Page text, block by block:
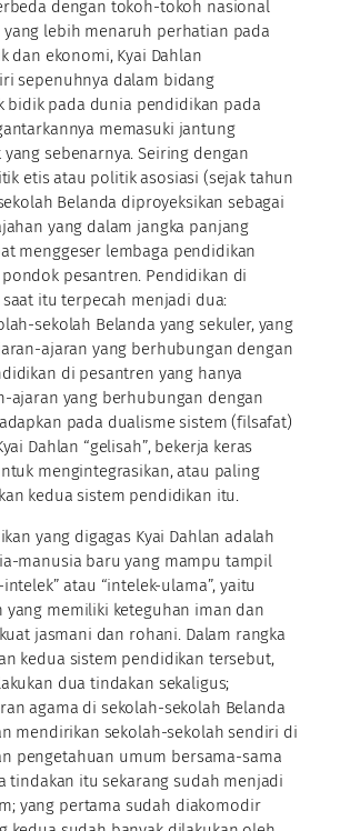
dengan tokoh-tokoh nasional
yang lebih menaruh perhatian pada
dan ekonomi, Kyai Dahlan
sepenuhnya dalam bidang
bidik pada dunia pendidikan pada
memasuki jantung
sebenarnya. Seiring dengan
etis atau politik asosiasi (sejak tahun
Belanda diproyeksikan sebagai
yang dalam jangka panjang
menggeser lembaga pendidikan
pesantren. Pendidikan di
itu terpecah menjadi dua:
sekolah Belanda yang sekuler, yang
ajaran yang berhubungan dengan
di pesantren yang hanya
ajaran yang berhubungan dengan
pada dualisme sistem (filsafat)
Dahlan “gelisah”, bekerja keras
mengintegrasikan, atau paling
kedua sistem pendidikan itu.
yang digagas Kyai Dahlan adalah
manusia baru yang mampu tampil
atau “intelek-ulama”, yaitu
yang memiliki keteguhan iman dan
jasmani dan rohani. Dalam rangka
kedua sistem pendidikan tersebut,
dua tindakan sekaligus;
agama di sekolah-sekolah Belanda
mendirikan sekolah-sekolah sendiri di
pengetahuan umum bersama-sama
tindakan itu sekarang sudah menjadi
yang pertama sudah diakomodir